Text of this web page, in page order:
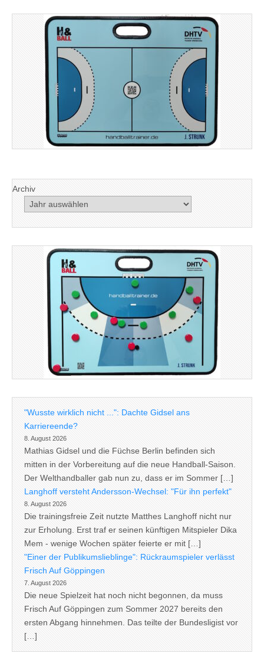
Archiv
"Wusste wirklich nicht ...": Dachte Gidsel ans
Karriereende?
8. August 2026
Mathias Gidsel und die Füchse Berlin befinden sich
mitten in der Vorbereitung auf die neue Handball-Saison.
Der Welthandballer gab nun zu, dass er im Sommer […]
Langhoff versteht Andersson-Wechsel: "Für ihn perfekt"
8. August 2026
Die trainingsfreie Zeit nutzte Matthes Langhoff nicht nur
zur Erholung. Erst traf er seinen künftigen Mitspieler Dika
Mem - wenige Wochen später feierte er mit […]
"Einer der Publikumslieblinge": Rückraumspieler verlässt
Frisch Auf Göppingen
7. August 2026
Die neue Spielzeit hat noch nicht begonnen, da muss
Frisch Auf Göppingen zum Sommer 2027 bereits den
ersten Abgang hinnehmen. Das teilte der Bundesligist vor
[…]